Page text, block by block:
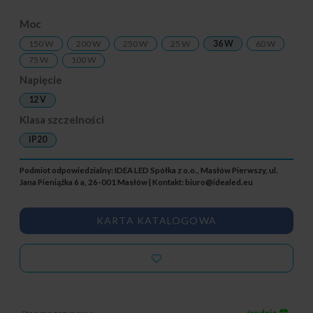
KARTA KATALOGOWA
Moc
150 W 200 W 250 W 25 W 36 W
60 W
75 W
100 W
Napięcie
12 V
Klasa szczelności
IP20
Podmiot odpowiedzialny: IDEA LED Spółka z o.o., Masłów Pierwszy, ul.
Jana Pieniążka 6 a, 26-001 Masłów | Kontakt: biuro@idealed.eu